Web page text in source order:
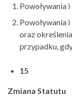
Powoływania
Powoływania
oraz
przypadku,
15
Zmiana Statutu